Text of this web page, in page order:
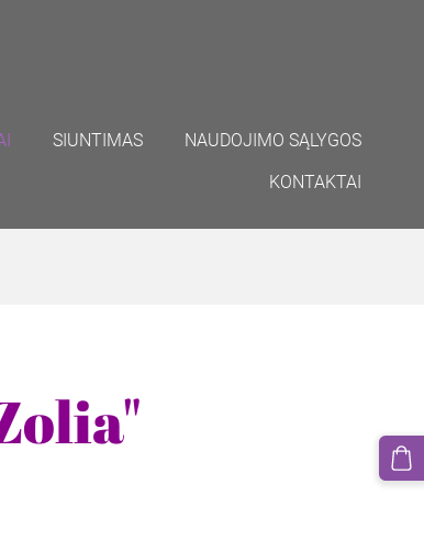
SIUNTIMAS
NAUDOJIMO SĄLYGOS
KONTAKTAI